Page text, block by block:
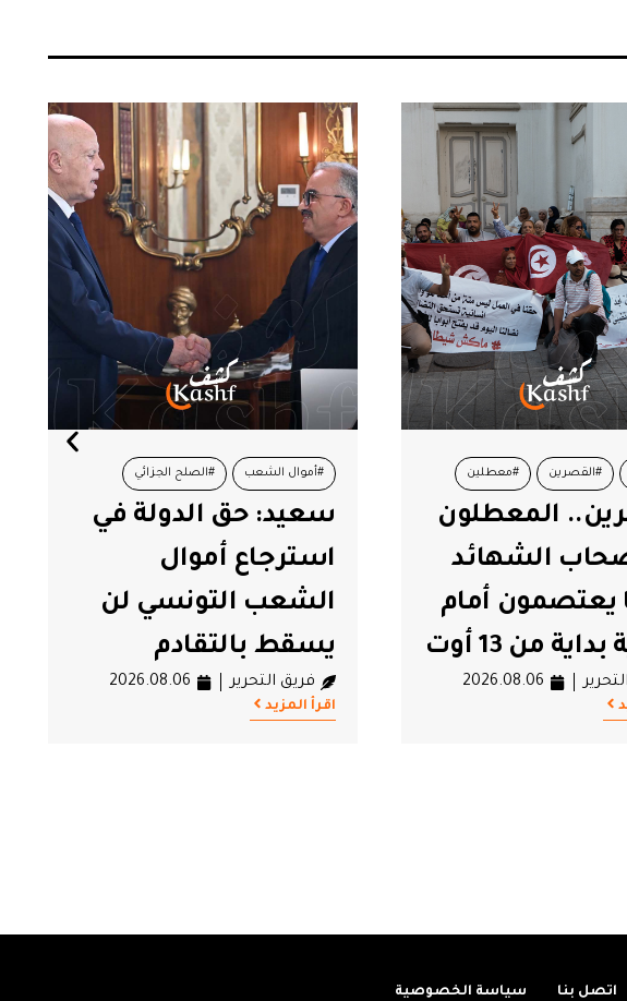
#القصرين #معطلين
المعطلون
الشهائد
يعتصمون أمام
من 13 أوت
2026.08.06
#أموال الشعب #الصلح الجزائي
#قيس سعيد
سعيد: حق الدولة في
استرجاع أموال
الشعب التونسي لن
يسقط بالتقادم
فريق التحرير 2026.08.06
اقرأ المزيد
اتصل بنا سياسة الخصوصية